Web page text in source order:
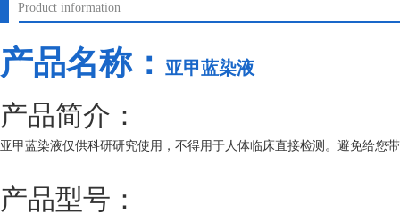
Product information
产品名称： 亚甲蓝染液
产品简介：
亚甲蓝染液仅供科研研究使用，不得用于人体临床直接检测。避免给您
产品型号：